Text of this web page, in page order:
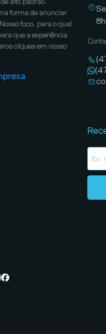
forma de anunciar
foco, para o qual
que a experiência
cliques em nosso